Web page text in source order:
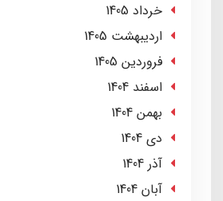
خرداد 1405
ارديبهشت 1405
فروردین 1405
اسفند 1404
بهمن 1404
دی 1404
آذر 1404
آبان 1404